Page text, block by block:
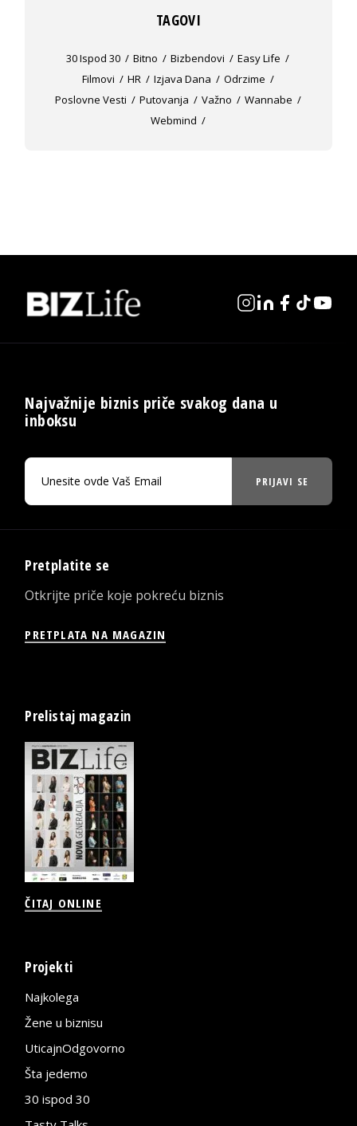
TAGOVI
30 Ispod 30 Bitno Bizbendovi
Easy Life
Filmovi
HR Izjava Dana
Odrzime
Poslovne Vesti
Putovanja Važno
Wannabe
Webmind
Najvažnije biznis priče svakog dana u
inboksu
PRIJAVI SE
Pretplatite se
Otkrijte priče koje pokreću biznis
PRETPLATA NA MAGAZIN
Prelistaj magazin
ČITAJ ONLINE
Projekti
Najkolega
Žene u biznisu
UticajnOdgovorno
Šta jedemo
30 ispod 30